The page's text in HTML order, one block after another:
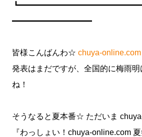
━━━━━━━━━━
皆様こんばんわ☆ chuya-online.com
発表はまだですが、全国的に梅雨
ね！
そうなると夏本番☆ ただいま
『わっしょい！chuya-online.com